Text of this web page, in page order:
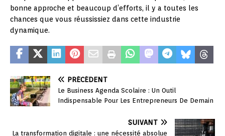
bonne approche et beaucoup d’efforts, il y a toutes les
chances que vous réussissiez dans cette industrie
dynamique.
PRÉCÉDENT
Le Business Agenda Scolaire : Un Outil
Indispensable Pour Les Entrepreneurs De Demain
SUIVANT
La transformation digitale : une nécessité absolue